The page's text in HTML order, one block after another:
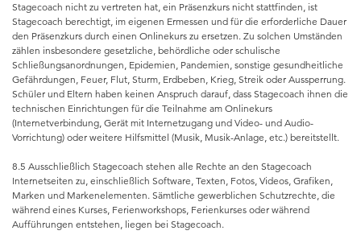
Stagecoach nicht zu vertreten hat, ein Präsenzkurs nicht stattfinden, ist
Stagecoach berechtigt, im eigenen Ermessen und für die erforderliche Dauer
den Präsenzkurs durch einen Onlinekurs zu ersetzen. Zu solchen Umständen
zählen insbesondere gesetzliche, behördliche oder schulische
Schließungsanordnungen, Epidemien, Pandemien, sonstige gesundheitliche
Gefährdungen, Feuer, Flut, Sturm, Erdbeben, Krieg, Streik oder Aussperrung.
Schüler und Eltern haben keinen Anspruch darauf, dass Stagecoach ihnen die
technischen Einrichtungen für die Teilnahme am Onlinekurs
(Internetverbindung, Gerät mit Internetzugang und Video- und Audio-
Vorrichtung) oder weitere Hilfsmittel (Musik, Musik-Anlage, etc.) bereitstellt.
8.5 Ausschließlich Stagecoach stehen alle Rechte an den Stagecoach
Internetseiten zu, einschließlich Software, Texten, Fotos, Videos, Grafiken,
Marken und Markenelementen. Sämtliche gewerblichen Schutzrechte, die
während eines Kurses, Ferienworkshops, Ferienkurses oder während
Aufführungen entstehen, liegen bei Stagecoach.